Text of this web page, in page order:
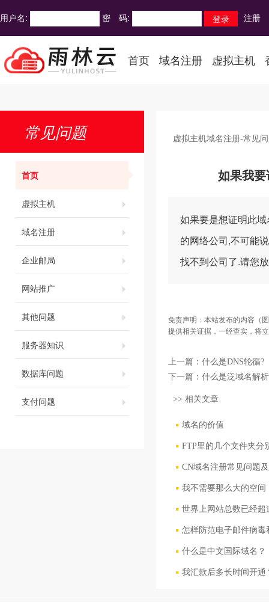
用户名: 密 码: 注册
首页 域名注册 虚拟主机
常见问题
首页
虚拟主机
域名注册
企业邮局
网站推广
其他问题
服务器知识
数据库问题
支付问题
虚拟主机域名注册-常见
如果我
如果要是想证明此
的网络公司,不可能
找不到公司了.请您
免责声明：本站发布的内容（
提供相关证据，一经查实，将
上一篇： 什么是DNS轮循?
下一篇： 什么是泛域名解
>> 相关文章
域名的价值
FTP里的几个文件夹分
CN域名注册常见问题
我不需要那么大的空间
世界上网站总数已经超
怎样防范电子邮件病毒
什么是中文国际域名？
我汇款后多长时间开通